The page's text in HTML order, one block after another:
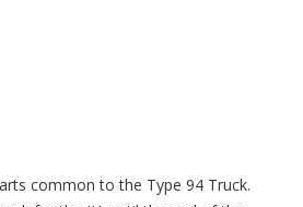
common to the Type 94 Truck.